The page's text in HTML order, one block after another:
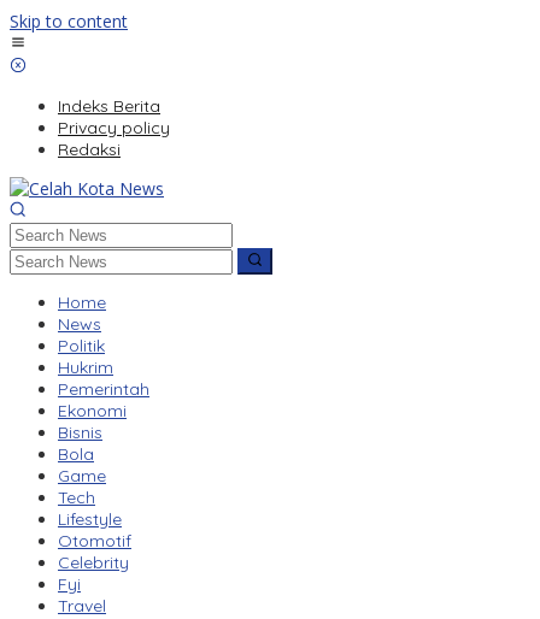
Skip to content
Indeks Berita
Privacy policy
Redaksi
Home
News
Politik
Hukrim
Pemerintah
Ekonomi
Bisnis
Bola
Game
Tech
Lifestyle
Otomotif
Celebrity
Fyi
Travel